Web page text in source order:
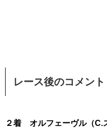
レース後のコメント
２着 オルフェーヴル（C.